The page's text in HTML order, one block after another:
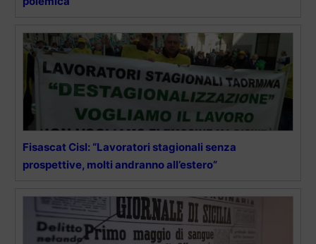
Fisascat Cisl: “Lavoratori stagionali senza
prospettive, molti andranno all’estero”